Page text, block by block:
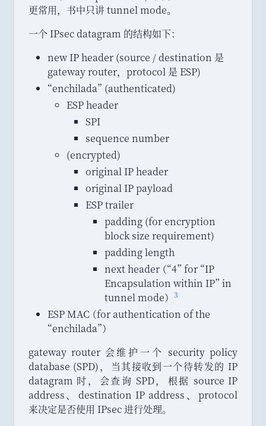
更常用， 书中只讲 tunnel mode。
一个 IPsec datagram 的结构如下：
new IP header (source / destination 是
gateway router， protocol 是 ESP)
“enchilada” (authenticated)
ESP header
SPI
sequence number
(encrypted)
original IP header
original IP payload
ESP trailer
padding (for encryption
block size requirement)
padding length
next header （“4” for “IP
Encapsulation within IP” in
tunnel mode） 3
ESP MAC （for authentication of the
“enchilada”）
gateway router 会维护一个 security policy
database (SPD)，
当其接收到一个待转发的 IP
datagram 时， 会查询 SPD，
根据 source IP
address、 destination IP address、
protocol
来决定是否使用 IPsec 进行处理。